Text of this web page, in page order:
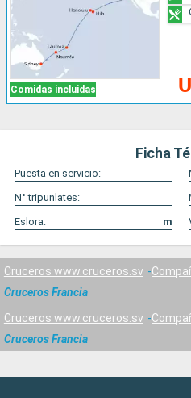
Comidas incluidas
Ficha
Puesta en servicio:
N° tripunlates:
Eslora:
m
Cruceros www.cruceros.sv
Cruceros Francia
Cruceros www.cruceros.sv
Cruceros Francia